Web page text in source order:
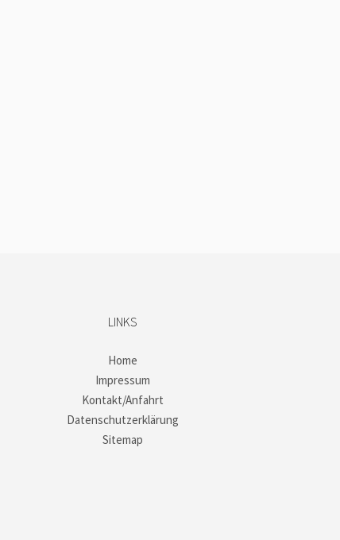
LINKS
Home
Impressum
Kontakt/Anfahrt
Datenschutzerklärung
Sitemap